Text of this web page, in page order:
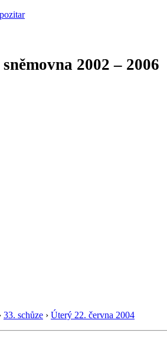
2002 – 2006
33. schůze › Úterý 22. června 2004